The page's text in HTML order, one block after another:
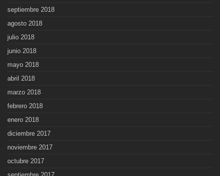
septiembre 2018
agosto 2018
julio 2018
junio 2018
mayo 2018
abril 2018
marzo 2018
febrero 2018
enero 2018
diciembre 2017
noviembre 2017
octubre 2017